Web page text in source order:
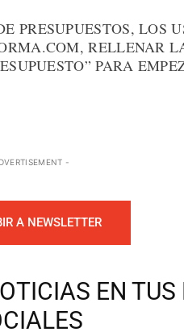
PRESUPUESTOS, LOS
RELLENAR
PARA
-
A NEWSLETTER
EN TUS